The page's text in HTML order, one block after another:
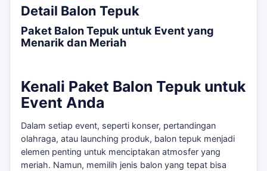
Detail Balon Tepuk
Paket Balon Tepuk untuk Event yang
Menarik dan Meriah
Kenali Paket Balon Tepuk untuk
Event Anda
Dalam setiap event, seperti konser, pertandingan
olahraga, atau launching produk, balon tepuk menjadi
elemen penting untuk menciptakan atmosfer yang
meriah. Namun, memilih jenis balon yang tepat bisa